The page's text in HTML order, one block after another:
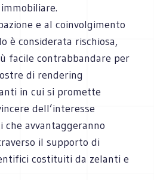
e al coinvolgimento
è considerata rischiosa,
facile contrabbandare per
di rendering
in cui si promette
dell’interesse
avvantaggeranno
il supporto di
costituiti da zelanti e